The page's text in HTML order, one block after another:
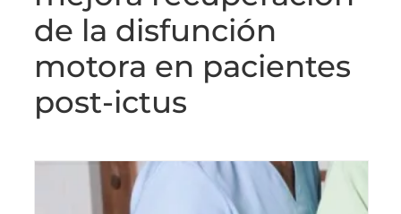
de la disfunción
motora en pacientes
post-ictus